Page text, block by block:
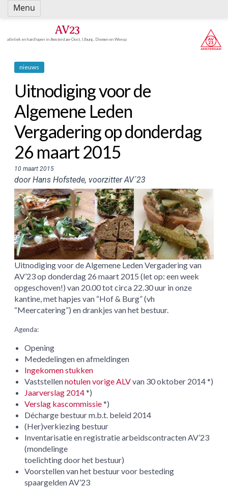
Spring
naar
AV23
atletiek en hardlopen in Amsterdam-Oost, IJburg, Diemen en Weesp
nieuws
Uitnodiging voor de
Algemene Leden
Vergadering op donderdag
26 maart 2015
10 maart 2015
door Hans Hofstede, voorzitter AV´23
Uitnodiging voor de Algemene Leden Vergadering van
AV’23 op donderdag 26 maart 2015 (let op: een week
opgeschoven!) van 20.00 tot circa 22.30 uur in onze
kantine, met hapjes van “Hof & Burg” (vh
“Meercatering”) en drankjes van het bestuur.
Agenda:
Opening
Mededelingen en afmeldingen
Ingekomen stukken
Vaststellennotulen vorige ALVvan 30 oktober 2014 *)
Jaarverslag 2014*)
Verslag kascommissie*)
Décharge bestuur m.b.t. beleid 2014
(Her)verkiezing bestuur
Inventarisatie en registratie arbeidscontracten AV’23
(mondelinge
toelichting door het bestuur)
Voorstellen van het bestuur voor besteding
spaargelden AV’23
Menu